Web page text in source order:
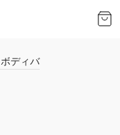
ディバ